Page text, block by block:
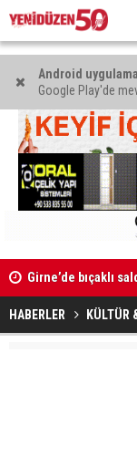
Android
Google Play'de
Girne’de bıçaklı
hayatını kaybetti
HABERLER KÜLTÜR